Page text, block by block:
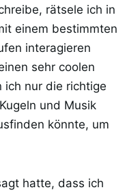
rätsele ich in
einem bestimmten
interagieren
sehr coolen
ich nur die richtige
und Musik
könnte, um
hatte, dass ich